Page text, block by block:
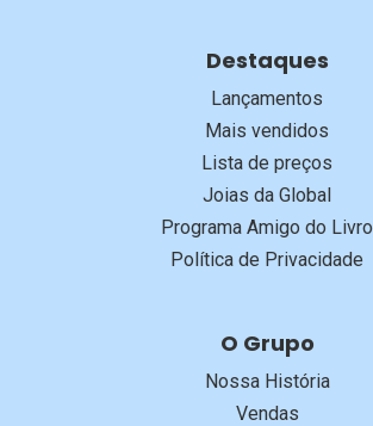
Destaques
Lançamentos
Mais vendidos
Lista de preços
Joias da Global
Programa Amigo do Livro
Política de Privacidade
O Grupo
Nossa História
Vendas